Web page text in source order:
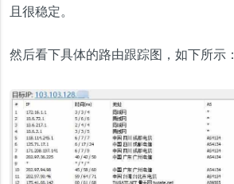
且很稳定。
然后看下具体的路由跟踪图，如下所示：